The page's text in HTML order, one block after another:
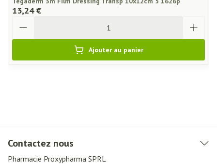
13,24 €
Ajouter au panier
Contactez nous
Pharmacie Proxypharma SPRL